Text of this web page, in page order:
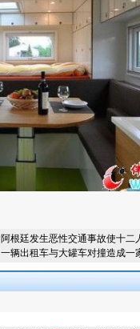
阿根廷发生恶性交通事故使十二
一辆出租车与大罐车对撞造成一